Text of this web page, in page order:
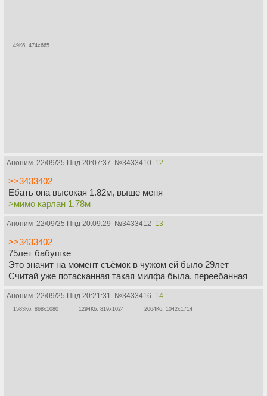
49Кб, 474x665
Аноним 22/09/25 Пнд 20:07:37 №3433410 12
>>3433402
Ебать она высокая 1.82м, выше меня
>мимо карлан 1.78м
Аноним 22/09/25 Пнд 20:09:29 №3433412 13
>>3433402
75лет бабушке
Это значит на момент съёмок в чужом ей было 29лет
Считай уже потасканная такая милфа была, переебанная
Аноним 22/09/25 Пнд 20:21:31 №3433416 14
1583Кб, 868x1080 1294Кб, 819x1024 2064Кб, 1042x1714